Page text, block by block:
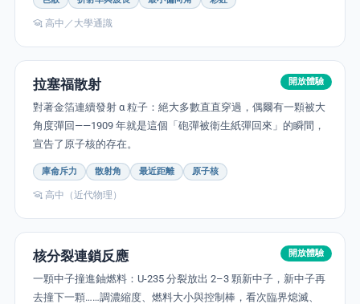
高中／大學通識
開放體驗
拉塞福散射
對著金箔連續發射 α 粒子：絕大多數直直穿過，偶爾有一顆被大
角度彈回——1909 年就是這個「砲彈被衛生紙彈回來」的瞬間，
宣告了原子核的存在。
庫侖斥力 散射角 最近距離 原子核
高中（近代物理）
開放體驗
核分裂連鎖反應
一顆中子撞進鈾燃料：U-235 分裂放出 2–3 顆新中子，新中子再
去撞下一顆……調濃縮度、燃料大小與控制棒，看次臨界熄滅、